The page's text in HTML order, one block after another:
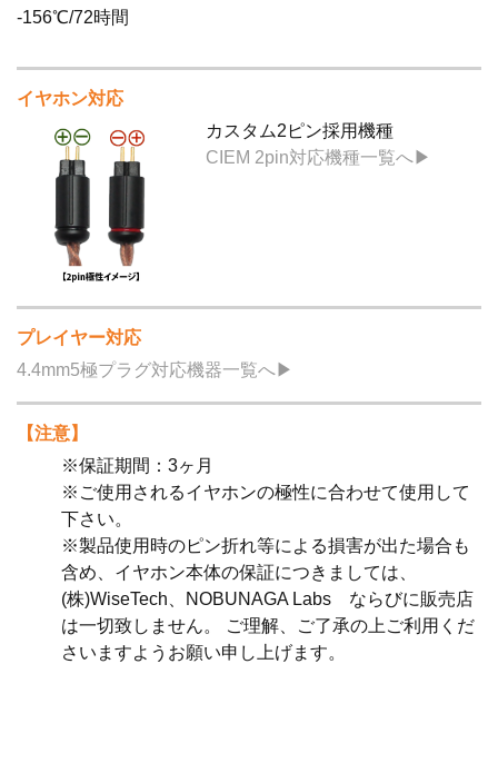
-156℃/72時間
イヤホン対応
カスタム2ピン採用機種
CIEM 2pin対応機種一覧へ▶
プレイヤー対応
4.4mm5極プラグ対応機器一覧へ▶
【注意】
※保証期間：3ヶ月
※ご使用されるイヤホンの極性に合わせて使用して
下さい。
※製品使用時のピン折れ等による損害が出た場合も
含め、イヤホン本体の保証につきましては、
(株)WiseTech、NOBUNAGA Labs ならびに販売店
は一切致しません。 ご理解、ご了承の上ご利用くだ
さいますようお願い申し上げます。